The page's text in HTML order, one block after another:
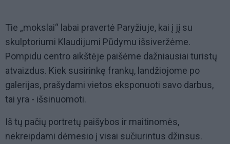
Tie „mokslai“ labai pravertė Paryžiuje, kai į jį su
skulptoriumi Klaudijumi Pūdymu išsiveržėme.
Pompidu centro aikštėje paišėme dažniausiai turistų
atvaizdus. Kiek susirinkę frankų, landžiojome po
galerijas, prašydami vietos eksponuoti savo darbus,
tai yra - išsinuomoti.
Iš tų pačių portretų paišybos ir maitinomės,
nekreipdami dėmesio į visai sučiurintus džinsus.